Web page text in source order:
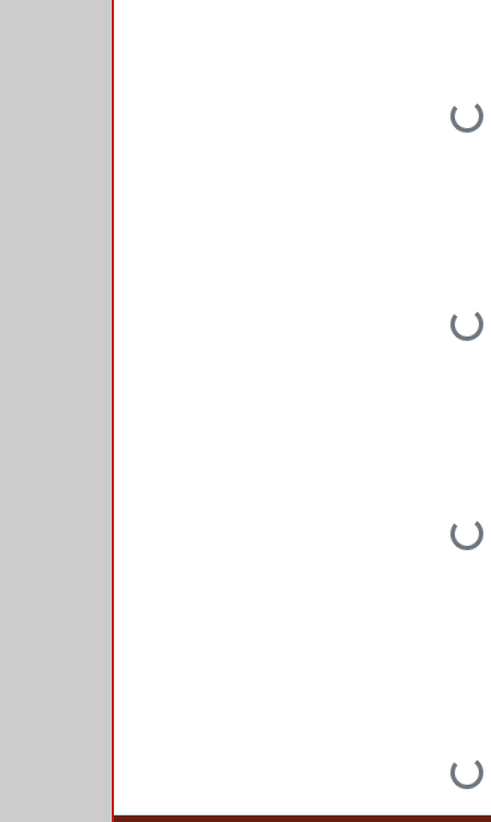
Loading...
Loading...
Loading...
Loading...